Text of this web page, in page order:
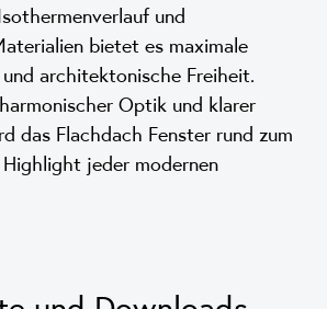
und
bietet es maximale
und architektonische Freiheit.
Optik und klarer
das Flachdach Fenster rund zum
jeder modernen